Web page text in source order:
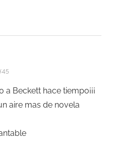
Beckett hace tiempo¡¡¡
aire mas de novela